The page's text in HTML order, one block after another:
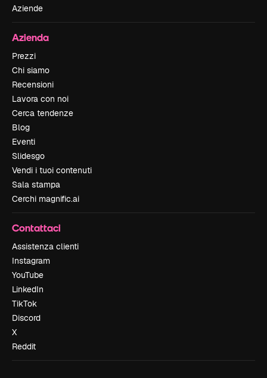
Aziende
Azienda
Prezzi
Chi siamo
Recensioni
Lavora con noi
Cerca tendenze
Blog
Eventi
Slidesgo
Vendi i tuoi contenuti
Sala stampa
Cerchi magnific.ai
Contattaci
Assistenza clienti
Instagram
YouTube
LinkedIn
TikTok
Discord
X
Reddit